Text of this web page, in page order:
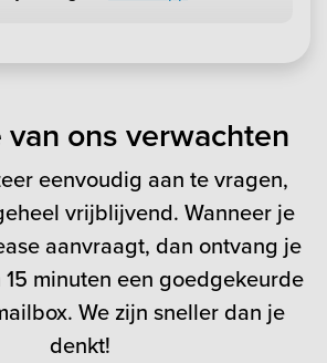
ons verwachten
eenvoudig aan te vragen,
vrijblijvend. Wanneer je
aanvraagt, dan ontvang je
minuten een goedgekeurde
We zijn sneller dan je
denkt!